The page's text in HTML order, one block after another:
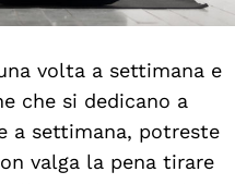
volta a settimana e
che si dedicano a
a settimana, potreste
valga la pena tirare